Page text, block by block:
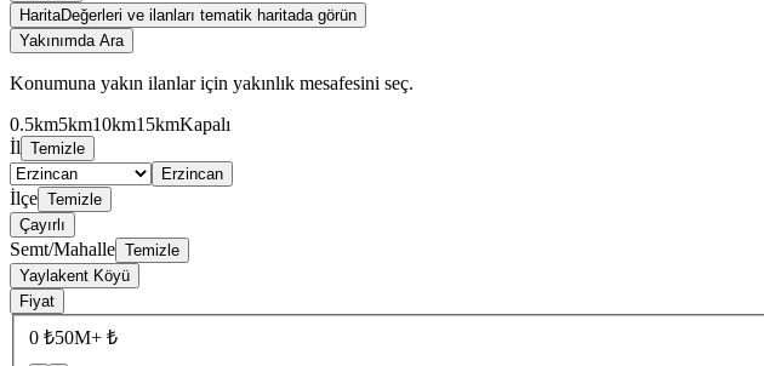
HaritaDeğerleri ve ilanları tematik haritada görün
Yakınımda Ara
Konumuna yakın ilanlar için yakınlık mesafesini seç.
0.5km5km10km15kmKapalı
İl Temizle
Erzincan
İlçe Temizle
Çayırlı
Semt/Mahalle Temizle
Yaylakent Köyü
Fiyat
0 ₺50M+ ₺